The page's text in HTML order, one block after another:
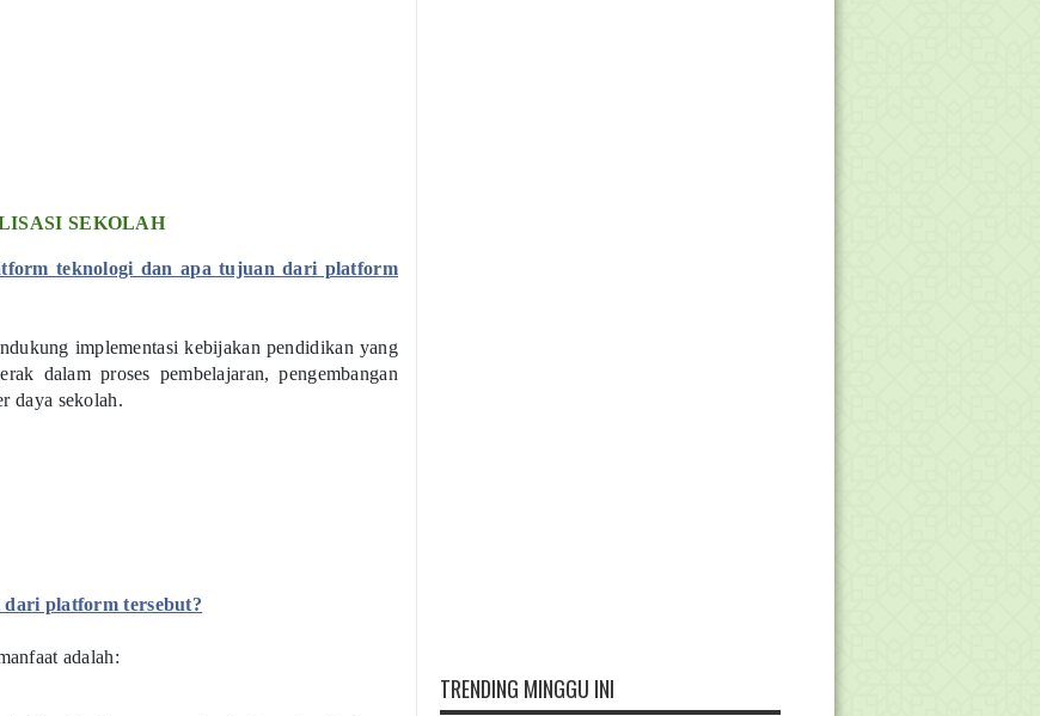
SEKOLAH
teknologi dan apa tujuan dari platform
implementasi kebijakan pendidikan yang
dalam proses pembelajaran, pengembangan
daya sekolah.
dari platform tersebut?
adalah:
TRENDING MINGGU INI